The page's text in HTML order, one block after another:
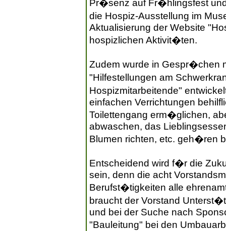
Pr�senz auf Fr�hlingsfest
die Hospiz-Ausstellung im
Aktualisierung der Website
hospizlichen Aktivit�ten.
Zudem wurde in Gespr�chen
"Hilfestellungen am
Hospizmitarbeitende"
einfachen Verrichtungen
Toilettengang erm�glichen,
abwaschen, das
Blumen richten, etc. geh�ren
Entscheidend wird f�r die
sein, denn die acht
Berufst�tigkeiten alle
braucht der Vorstand
und bei der Suche nach
"Bauleitung" bei den